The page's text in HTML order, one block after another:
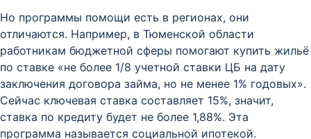
Но программы помощи есть в регионах, они
отличаются. Например, в Тюменской области
работникам бюджетной сферы помогают купить жильё
по ставке «не более 1/8 учетной ставки ЦБ на дату
заключения договора займа, но не менее 1% годовых».
Сейчас ключевая ставка составляет 15%, значит,
ставка по кредиту будет не более 1,88%. Эта
программа называется социальной ипотекой.